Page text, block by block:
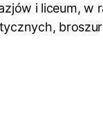
i liceum,